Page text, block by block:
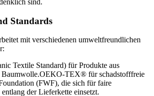
sind.
Standards
mit verschiedenen umweltfreundlichen
Textile Standard) für Produkte aus
Baumwolle.OEKO-TEX® für schadstofffreie
(FWF), die sich für faire
der Lieferkette einsetzt.